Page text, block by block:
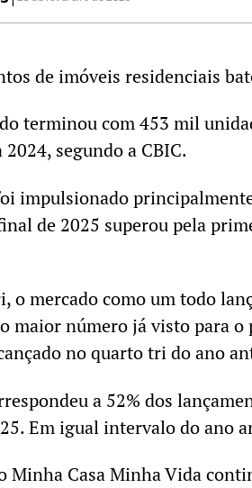
de imóveis residenciais
terminou com 453 mil
2024, segundo a CBIC.
impulsionado
de 2025 superou pela
o mercado como um todo
maior número já visto para o
no quarto tri do ano
a 52% dos
Em igual intervalo do ano
Minha Casa Minha Vida